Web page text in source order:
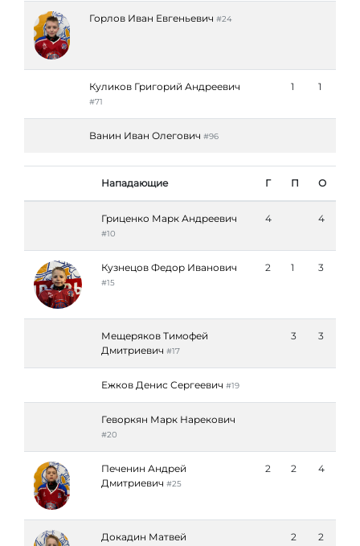
Горлов Иван Евгеньевич #24
Куликов Григорий Андреевич
#71
1 1
Ванин Иван Олегович #96
Нападающие Г П О
Гриценко Марк Андреевич
#10
4 4
Кузнецов Федор Иванович
#15
2 1 3
Мещеряков Тимофей
Дмитриевич #17
3 3
Ежков Денис Сергеевич #19
Геворкян Марк Нарекович
#20
Печенин Андрей
Дмитриевич #25
2 2 4
Докадин Матвей
2 2